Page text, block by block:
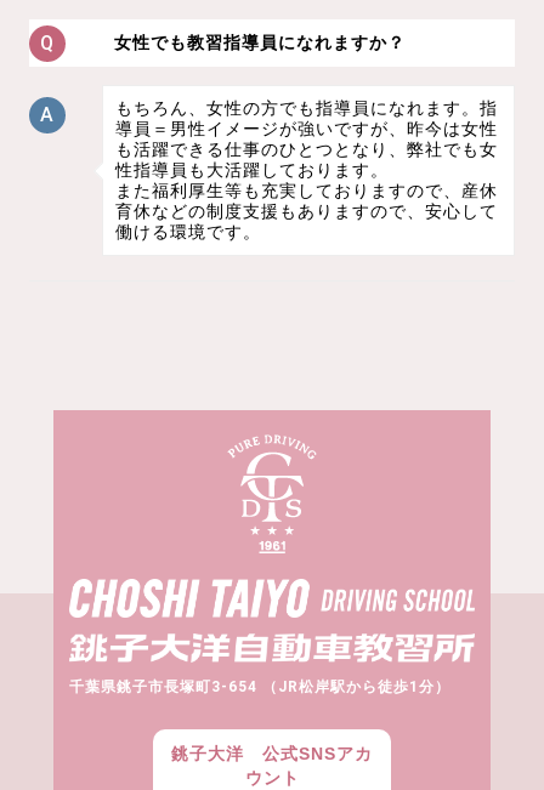
女性でも教習指導員になれますか？
もちろん、女性の方でも指導員になれます。指
導員＝男性イメージが強いですが、昨今は女性
も活躍できる仕事のひとつとなり、弊社でも女
性指導員も大活躍しております。
また福利厚生等も充実しておりますので、産休
育休などの制度支援もありますので、安心して
働ける環境です。
千葉県銚子市長塚町3-654 （JR松岸駅から徒歩1分）
銚子大洋 公式SNSアカ
ウント